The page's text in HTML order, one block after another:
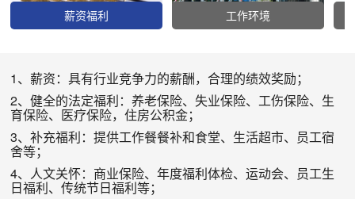
薪资福利 工作环境
1、薪资：具有行业竞争力的薪酬，合理的绩效奖励；
2、健全的法定福利：养老保险、失业保险、工伤保险、生
育保险、医疗保险，住房公积金；
3、补充福利：提供工作餐餐补和食堂、生活超市、 员工宿
舍等；
4、人文关怀：商业保险、年度福利体检、运动会、员工生
日福利、传统节日福利等；